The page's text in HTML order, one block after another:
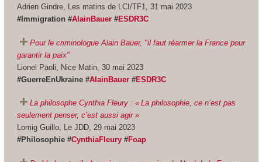
Adrien Gindre, Les matins de LCI/TF1, 31 mai 2023
#Immigration #AlainBauer#ESDR3C
Pour le criminologue Alain Bauer, "il faut réarmer la France pour
garantir la paix"
Lionel Paoli, Nice Matin, 30 mai 2023
#GuerreEnUkraine #AlainBauer#ESDR3C
La philosophe Cynthia Fleury : « La philosophie, ce n’est pas
seulement penser, c’est aussi agir »
Lomig Guillo, Le JDD, 29 mai 2023
#Philosophie #CynthiaFleury#Foap